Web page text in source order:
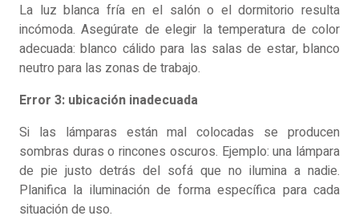
La luz blanca fría en el salón o el dormitorio resulta
incómoda. Asegúrate de elegir la temperatura de color
adecuada: blanco cálido para las salas de estar, blanco
neutro para las zonas de trabajo.
Error 3: ubicación inadecuada
Si las lámparas están mal colocadas se producen
sombras duras o rincones oscuros. Ejemplo: una lámpara
de pie justo detrás del sofá que no ilumina a nadie.
Planifica la iluminación de forma específica para cada
situación de uso.